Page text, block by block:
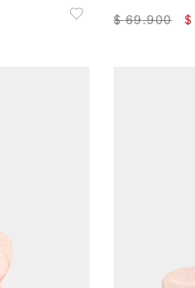
$ 69.900 $